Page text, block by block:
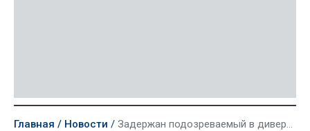
Главная Новости Задержан подозреваемый в диверсии на железной дороге украинец